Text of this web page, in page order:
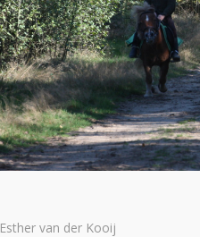
Esther van der Kooij